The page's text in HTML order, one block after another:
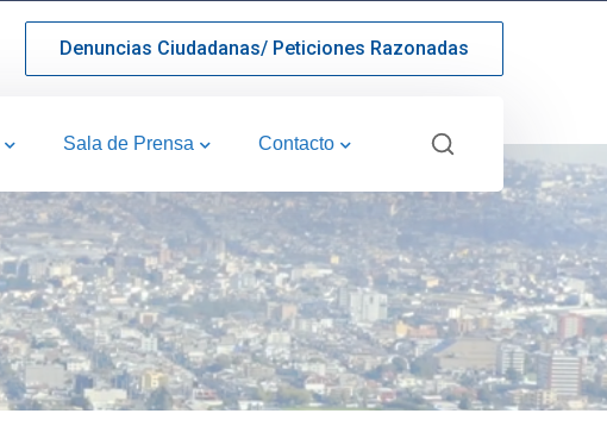
Denuncias Ciudadanas/ Peticiones Razonadas
Sala de Prensa Contacto